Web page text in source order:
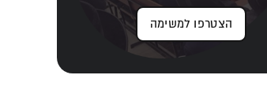
הצטרפו למשימה